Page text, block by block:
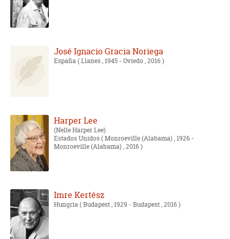
José Ignacio Gracia Noriega
España( Llanes , 1945 - Oviedo , 2016 )
Harper Lee
Nelle Harper Lee
Estados Unidos( Monroeville (Alabama) , 1926 -
Monroeville (Alabama) , 2016 )
Imre Kertész
Hungría( Budapest , 1929 - Budapest , 2016 )